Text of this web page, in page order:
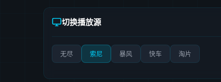
切换播放源
无尽 索尼 暴风 快车 淘片